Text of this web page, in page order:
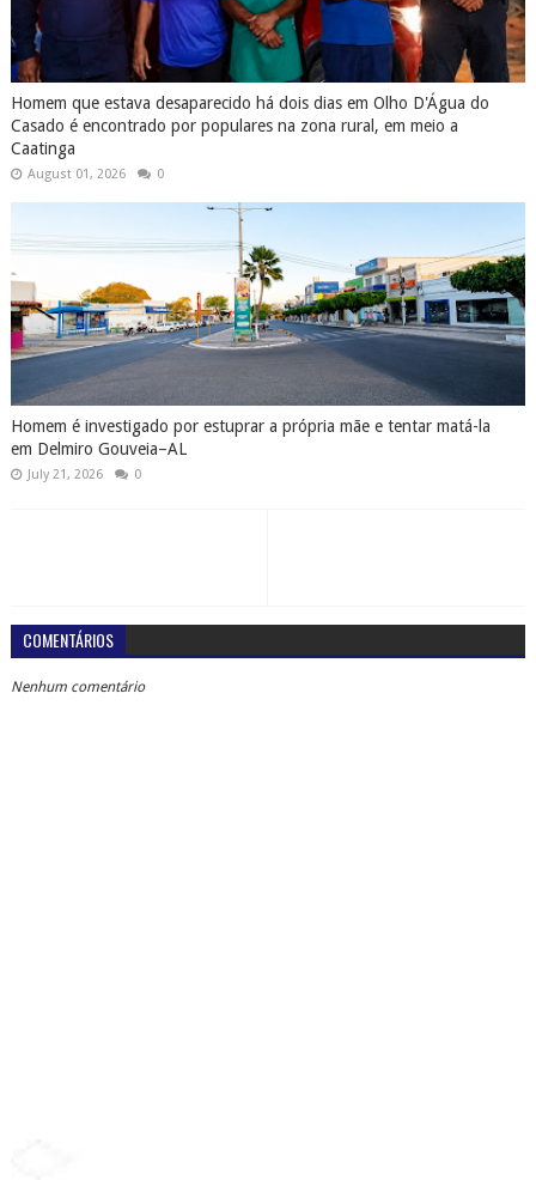
Homem que estava desaparecido há dois dias em Olho D'Água do
Casado é encontrado por populares na zona rural, em meio a
Caatinga
August 01, 2026 0
Homem é investigado por estuprar a própria mãe e tentar matá-la
em Delmiro Gouveia–AL
July 21, 2026 0
COMENTÁRIOS
Nenhum comentário